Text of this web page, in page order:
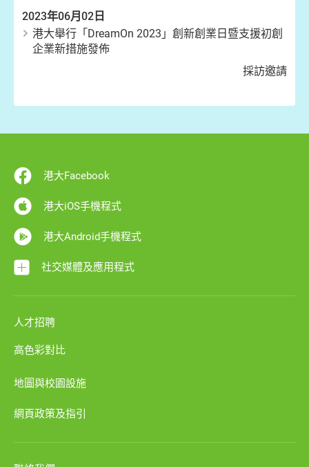
2023年06月02日
港大舉行「DreamOn 2023」創新創業日暨支援初創
企業新措施發佈
採訪邀請
港大Facebook
港大iOS手機程式
港大Android手機程式
社交媒體及應用程式
人才招聘
高色彩對比
地圖與校園設施
網頁政策及指引